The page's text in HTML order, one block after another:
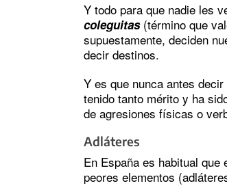
Y todo para que nadie les
coleguitas (término que
supuestamente, deciden
decir destinos.
Y es que nunca antes decir
tenido tanto mérito y ha
de agresiones físicas o
Adláteres
En España es habitual
peores elementos